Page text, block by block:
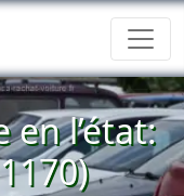
en l’état: